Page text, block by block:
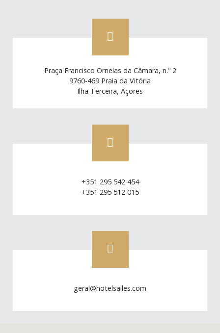
Praça Francisco Ornelas da Câmara, n.º 2
9760-469 Praia da Vitória
Ilha Terceira, Açores
+351 295 542 454
+351 295 512 015
geral@hotelsalles.com